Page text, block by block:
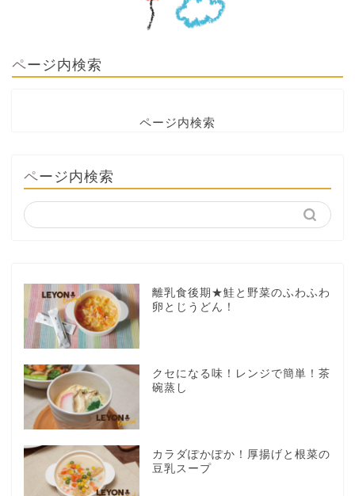
ページ内検索
ページ内検索
ページ内検索
離乳食後期★鮭と野菜のふわふわ
卵とじうどん！
クセになる味！レンジで簡単！茶
碗蒸し
カラダぽかぽか！厚揚げと根菜の
豆乳スープ